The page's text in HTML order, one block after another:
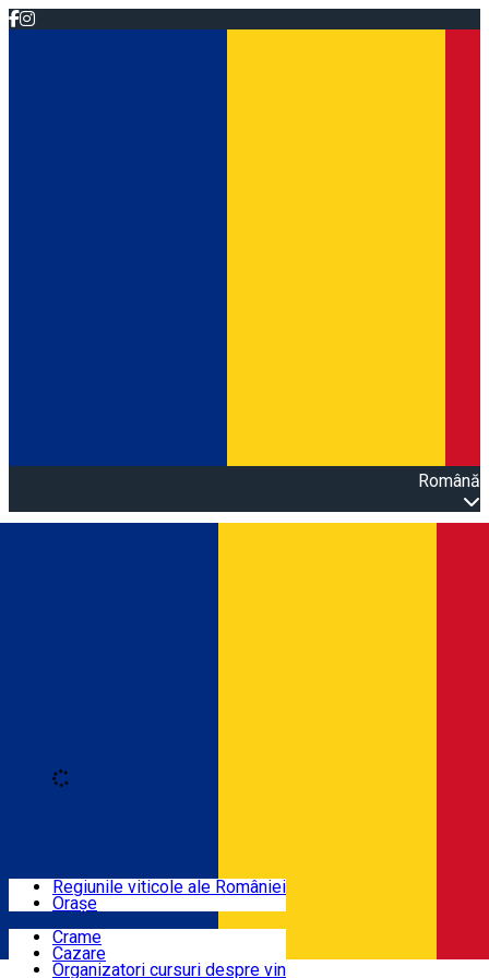
Română
Locuri cu vin
Rute
Regiunile viticole ale României
Orașe
Crame
Cazare
Organizatori cursuri despre vin